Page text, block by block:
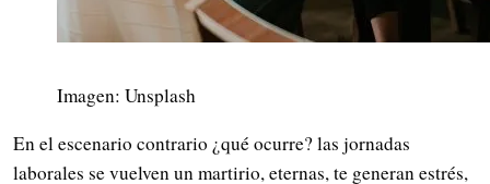
Imagen: Unsplash
En el escenario contrario ¿qué ocurre? las jornadas
laborales se vuelven un martirio, eternas, te generan estrés,